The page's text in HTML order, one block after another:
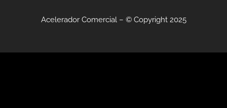
Acelerador Comercial – © Copyright 2025